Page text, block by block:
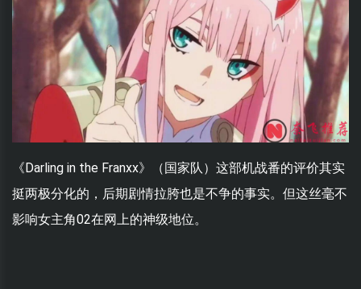
《Darling in the Franxx》（国家队）这部机战番的评价其实
挺两极分化的，后期剧情拉胯也是不争的事实。但这丝毫不
影响女主角02在网上的神级地位。